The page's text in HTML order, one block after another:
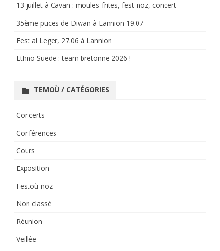
13 juillet à Cavan : moules-frites, fest-noz, concert
35ème puces de Diwan à Lannion 19.07
Fest al Leger, 27.06 à Lannion
Ethno Suède : team bretonne 2026 !
TEMOÙ / CATÉGORIES
Concerts
Conférences
Cours
Exposition
Festoù-noz
Non classé
Réunion
Veillée